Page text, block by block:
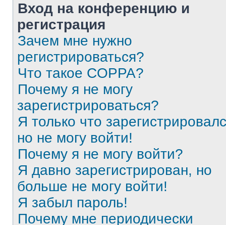
Вход на конференцию и
регистрация
Зачем мне нужно
регистрироваться?
Что такое COPPA?
Почему я не могу
зарегистрироваться?
Я только что
но не могу войти!
Почему я не могу войти?
Я давно зарегистрирован, но
больше не могу войти!
Я забыл пароль!
Почему мне периодически